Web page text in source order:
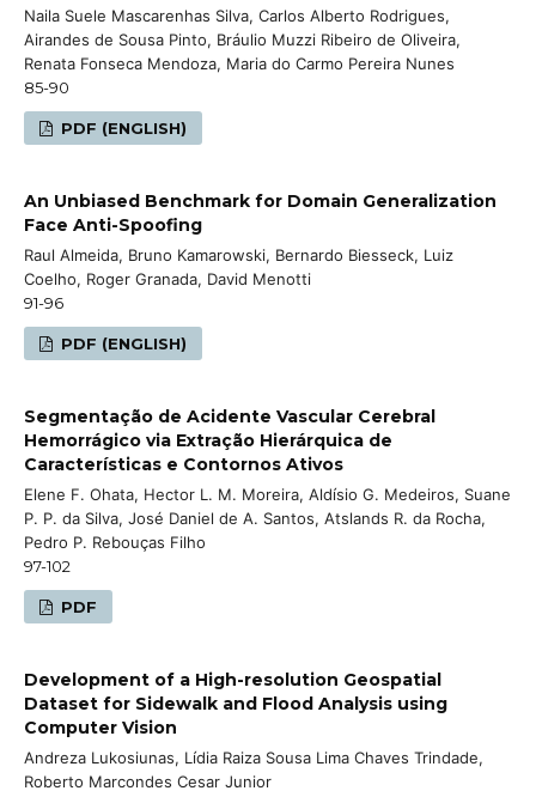
Naila Suele Mascarenhas Silva, Carlos Alberto Rodrigues,
Airandes de Sousa Pinto, Bráulio Muzzi Ribeiro de Oliveira,
Renata Fonseca Mendoza, Maria do Carmo Pereira Nunes
85-90
PDF (ENGLISH)
An Unbiased Benchmark for Domain Generalization
Face Anti-Spoofing
Raul Almeida, Bruno Kamarowski, Bernardo Biesseck, Luiz
Coelho, Roger Granada, David Menotti
91-96
PDF (ENGLISH)
Segmentação de Acidente Vascular Cerebral
Hemorrágico via Extração Hierárquica de
Características e Contornos Ativos
Elene F. Ohata, Hector L. M. Moreira, Aldísio G. Medeiros, Suane
P. P. da Silva, José Daniel de A. Santos, Atslands R. da Rocha,
Pedro P. Rebouças Filho
97-102
PDF
Development of a High-resolution Geospatial
Dataset for Sidewalk and Flood Analysis using
Computer Vision
Andreza Lukosiunas, Lídia Raiza Sousa Lima Chaves Trindade,
Roberto Marcondes Cesar Junior